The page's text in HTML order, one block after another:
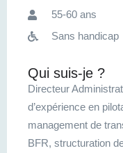
55-60 ans
Sans handicap
Qui suis-je ?
Directeur
d’expérience en
management de
BFR, structuration